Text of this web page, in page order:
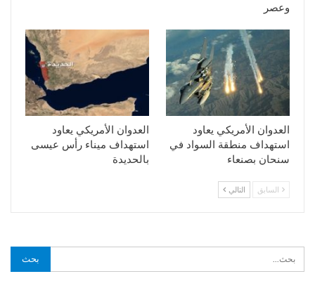
وعصر
العدوان الأمريكي يعاود
استهداف منطقة السواد في
سنحان بصنعاء
العدوان الأمريكي يعاود
استهداف ميناء رأس عيسى
بالحديدة
السابق التالي